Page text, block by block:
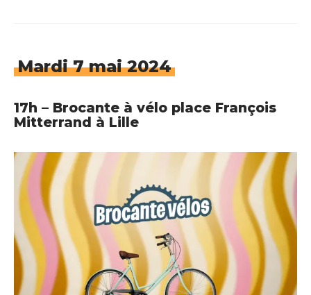
Mardi 7 mai 2024
17h – Brocante à vélo place François
Mitterrand à Lille